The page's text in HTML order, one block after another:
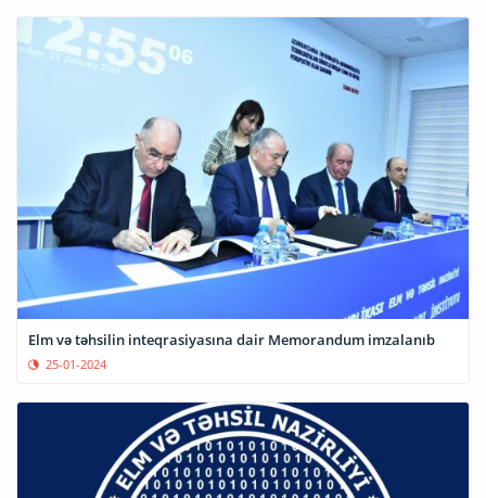
Elm və təhsilin inteqrasiyasına dair Memorandum imzalanıb
25-01-2024